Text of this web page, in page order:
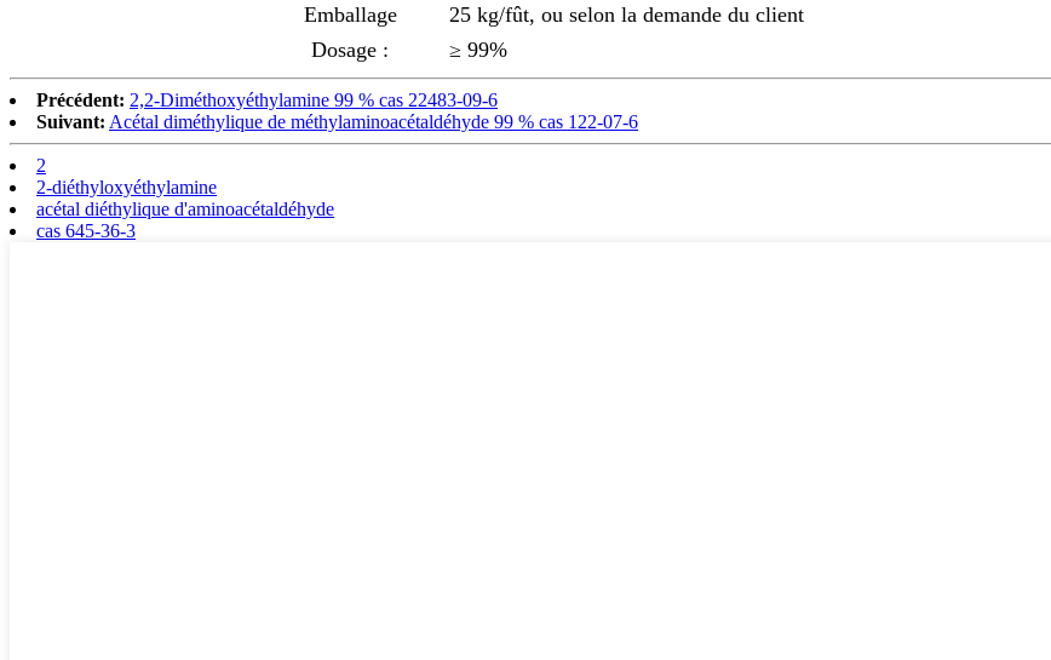
Emballage
25 kg/fût, ou selon la demande du client
Dosage :
≥ 99%
Précédent: 2,2-Diméthoxyéthylamine 99 % cas 22483-09-6
Suivant: Acétal diméthylique de méthylaminoacétaldéhyde 99 % cas 122-07-6
2
2-diéthyloxyéthylamine
acétal diéthylique d'aminoacétaldéhyde
cas 645-36-3